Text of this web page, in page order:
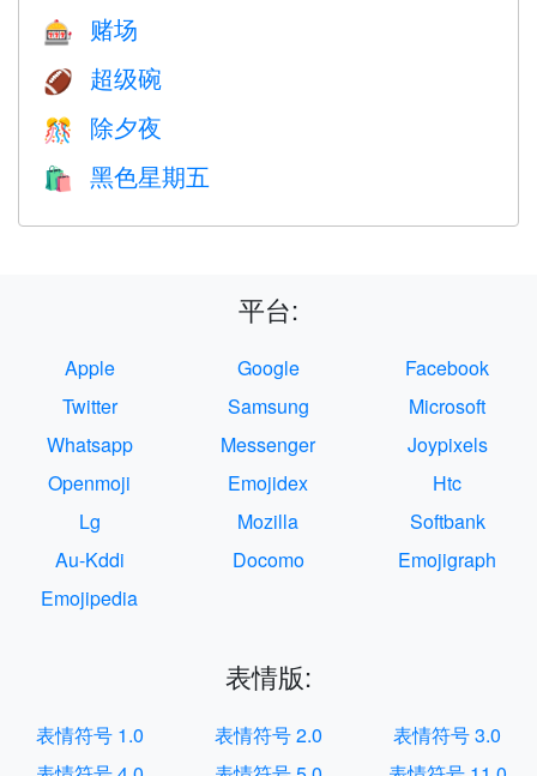
🎰 赌场
🏈 超级碗
🎊 除夕夜
🛍 黑色星期五
平台:
Apple Google
Facebook
Twitter
Samsung
Microsoft
Whatsapp
Messenger
Joypixels
Openmoji
Emojidex
Htc
Lg
Mozilla
Softbank
Au-Kddi
Docomo
Emojigraph
Emojipedia
表情版:
表情符号 1.0 表情符号 2.0
表情符号 3.0